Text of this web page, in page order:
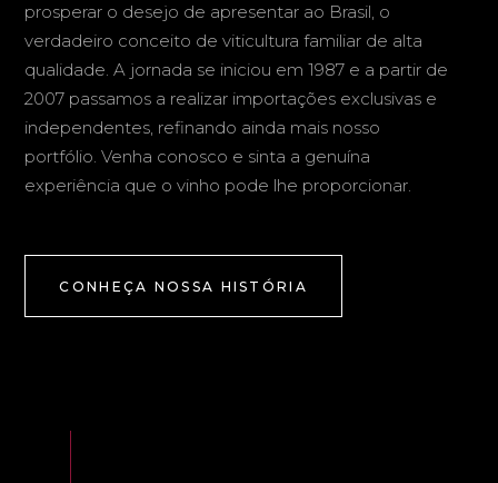
prosperar o desejo de apresentar ao Brasil, o
verdadeiro conceito de viticultura familiar de alta
qualidade. A jornada se iniciou em 1987 e a partir de
2007 passamos a realizar importações exclusivas e
independentes, refinando ainda mais nosso
portfólio. Venha conosco e sinta a genuína
experiência que o vinho pode lhe proporcionar.
CONHEÇA NOSSA HISTÓRIA